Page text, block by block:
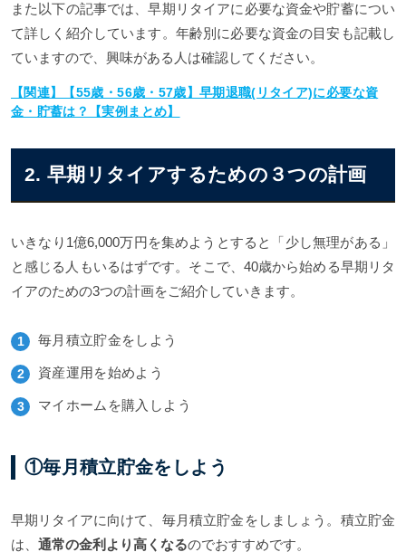
また以下の記事では、早期リタイアに必要な資金や貯蓄につい
て詳しく紹介しています。年齢別に必要な資金の目安も記載し
ていますので、興味がある人は確認してください。
【関連】【55歳・56歳・57歳】早期退職(リタイア)に必要な資
金・貯蓄は？【実例まとめ】
2. 早期リタイアするための３つの計画
いきなり1億6,000万円を集めようとすると「少し無理がある」
と感じる人もいるはずです。そこで、40歳から始める早期リタ
イアのための3つの計画をご紹介していきます。
毎月積立貯金をしよう
資産運用を始めよう
マイホームを購入しよう
①毎月積立貯金をしよう
早期リタイアに向けて、毎月積立貯金をしましょう。積立貯金
は、 通常の金利より高くなるのでおすすめです。